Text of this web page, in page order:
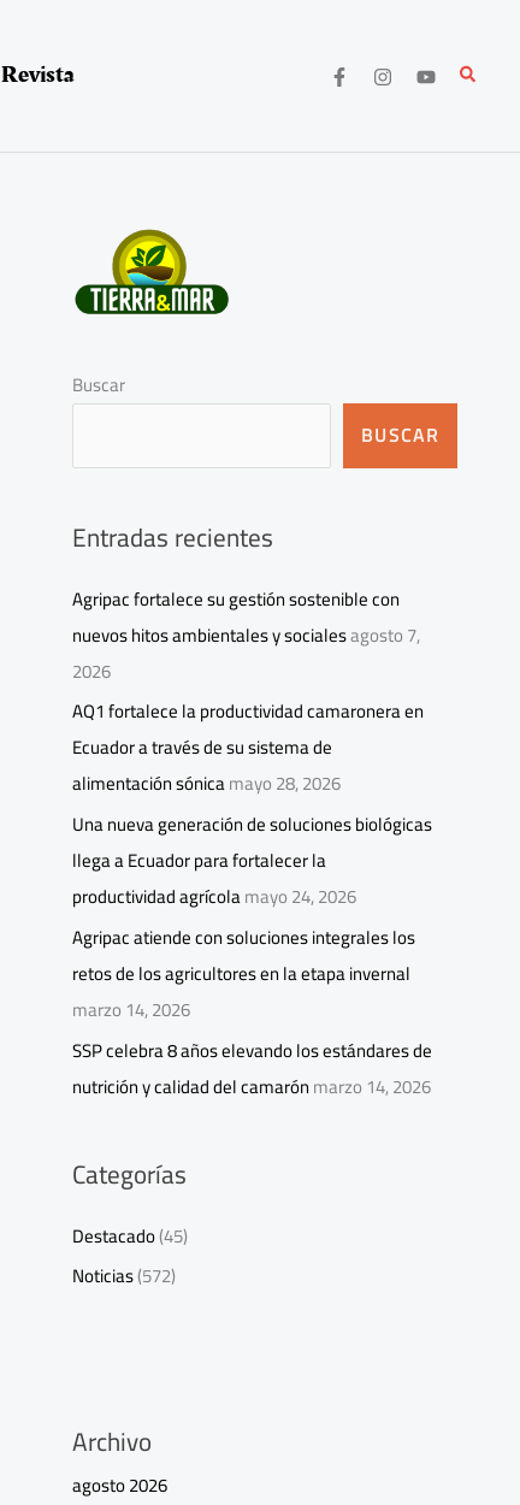
Revista Buscar
Buscar
BUSCAR
Entradas recientes
Agripac fortalece su gestión sostenible con
nuevos hitos ambientales y socialesagosto 7,
2026
AQ1 fortalece la productividad camaronera en
Ecuador a través de su sistema de
alimentación sónicamayo 28, 2026
Una nueva generación de soluciones biológicas
llega a Ecuador para fortalecer la
productividad agrícolamayo 24, 2026
Agripac atiende con soluciones integrales los
retos de los agricultores en la etapa invernal
marzo 14, 2026
SSP celebra 8 años elevando los estándares de
nutrición y calidad del camarónmarzo 14, 2026
Categorías
Destacado(45)
Noticias(572)
Archivo
agosto 2026